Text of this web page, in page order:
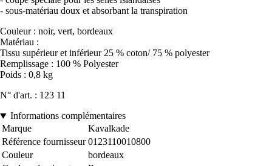
- sous-matériau doux et absorbant la transpiration
Couleur : noir, vert, bordeaux
Matériau :
Tissu supérieur et inférieur 25 % coton/ 75 % polyester
Remplissage : 100 % Polyester
Poids : 0,8 kg
N° d'art. : 123 11
Informations complémentaires
Marque
Kavalkade
Référence fournisseur 0123110010800
Couleur
bordeaux